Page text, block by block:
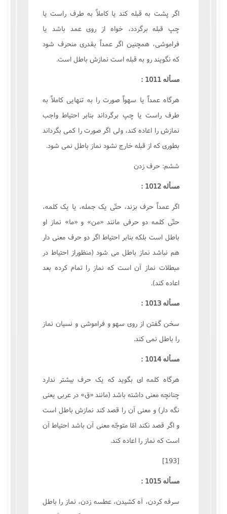
اگر پشت به قبله کند يا کاملاً به طرف راست يا
چپ قبله برگردد، خواه از روى عمد باشد يا
فراموشى، همچنين اگر عمداً بقدرى منحرف شود
که نگويند رو به قبله است نمازش باطل است.
مسأله 1011 :
هرگاه عمداً يا سهواً صورت را به تنهايى کاملاً به
طرف راست يا چپ برگرداند بنابر احتياط واجب
نمازش را اعاده کند، ولى اگر صورت را کمى بگرداند
بطورى که از قبله خارج نشود نماز باطل نمى شود.
ششم: حرف زدن
مسأله 1012 :
اگر عمداً حرف بزند، حتّى يک جمله، يا يک کلمه،
حتّى کلمه دو حرفى مانند «من» و «ما» نماز او
باطل است بلکه بنابر احتياط اگر دو حرف معنى دار
هم نباشد نماز باطل مى شود (منظوراز احتياط در
مبطلات نماز آن است که نماز را تمام کرده بعد
اعاده کند).
مسأله 1013 :
سخن گفتن از روى سهو و فراموشى و نسيان نماز
را باطل نمى کند.
مسأله 1014 :
هرگاه کلمه اى بگويد که يک حرف بيشتر ندارد
چنانچه معنى داشته باشد (مانند «ق» در عربى يعنى
نگه دار) و معنى آن را قصد کند نمازش باطل است
و اگر قصد نکند امّا متوجّه معنى آن باشد احتياط آن
است که نماز را اعاده کند.
[193]
مسأله 1015 :
سرفه کردن، آه کشيدن، عطسه زدن، نماز را باطل